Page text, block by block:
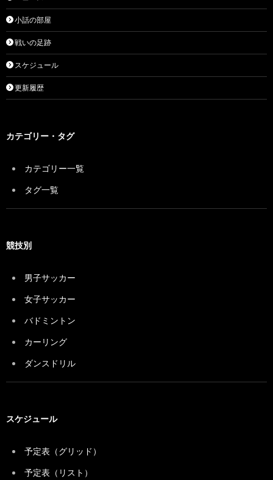
小話の部屋
戦いの足跡
スケジュール
更新履歴
カテゴリー・タグ
カテゴリー一覧
タグ一覧
競技別
男子サッカー
女子サッカー
バドミントン
カーリング
ダンスドリル
スケジュール
予定表（グリッド）
予定表（リスト）